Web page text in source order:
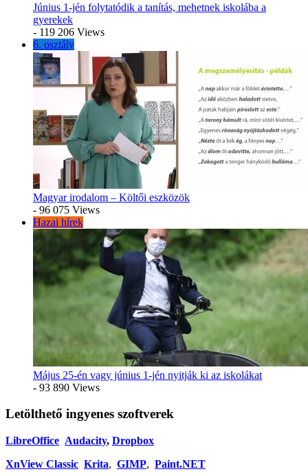
Június 1-jén folytatódik a tanítás, mehetnek iskolába a
gyerekek
- 119 206 Views
6. osztály
Magyar irodalom – Költői eszközök
- 96 075 Views
Hazai hírek
Május 25-én vagy június 1-jén nyitják ki az iskolákat
- 93 890 Views
Letölthető ingyenes szoftverek
LibreOffice Audacity, Dropbox
XnView Classic Krita, GIMP, Paint.NET